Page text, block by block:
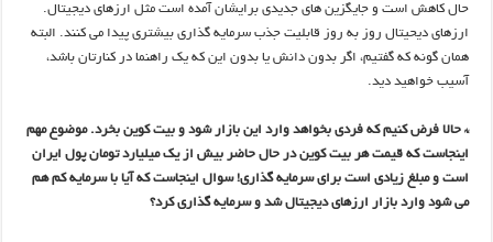
حال کاهش است و جایگزین های جدیدی برایشان آمده است مثل ارزهای دیجیتال.
ارزهای دیحیتال روز به روز قابلیت جذب سرمایه گذاری بیشتری پیدا می کنند. البته
همان گونه که گفتیم، اگر بدون دانش یا بدون این که یک راهنما در کنارتان باشد،
آسیب خواهید دید.
* حالا فرض کنیم که فردی بخواهد وارد این بازار شود و بیت کوین بخرد. موضوع مهم
اینجاست که قیمت هر بیت کوین در حال حاضر بیش از یک میلیارد تومان پول ایران
است و مبلغ زیادی است برای سرمایه گذاری! سوال اینجاست که آیا با سرمایه کم هم
می شود وارد بازار ارزهای دیجیتال شد و سرمایه گذاری کرد؟